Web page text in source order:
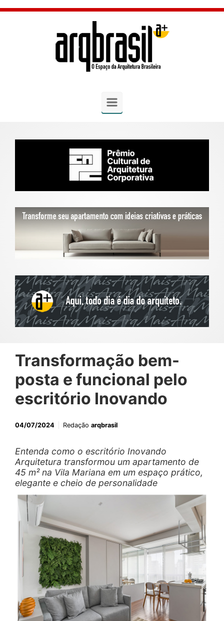
Skip to main content
Transformação bem-
posta e funcional pelo
escritório Inovando
04/07/2024 Redação arqbrasil
Entenda como o escritório Inovando
Arquitetura transformou um apartamento de
45 m² na Vila Mariana em um espaço prático,
elegante e cheio de personalidade